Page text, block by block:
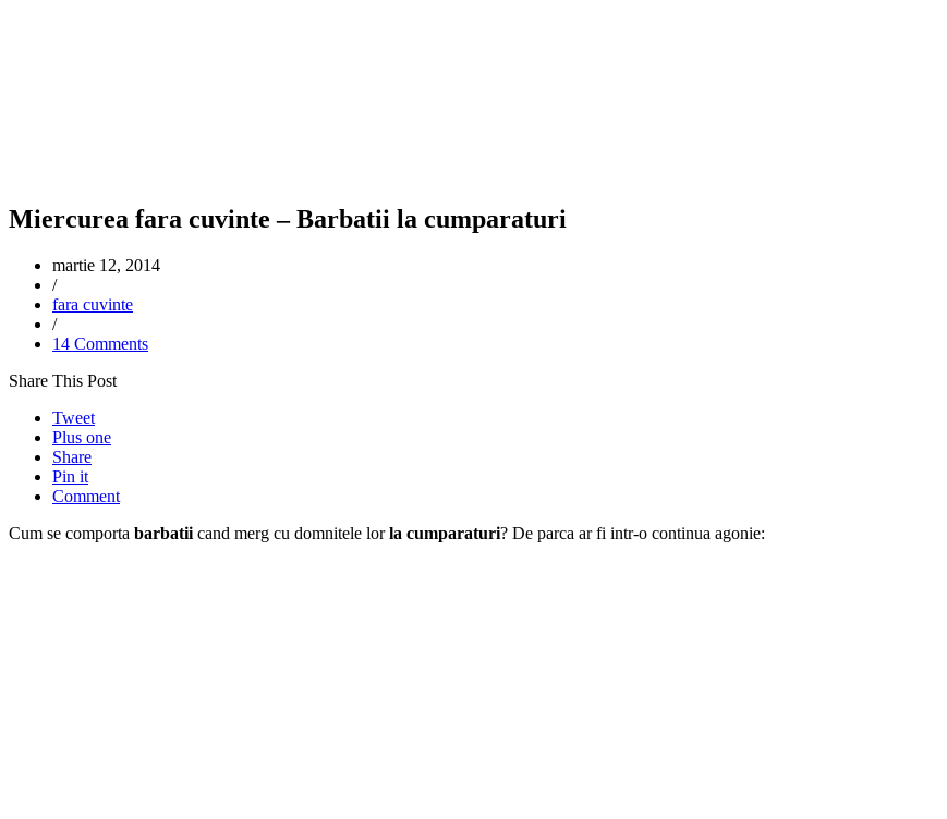
Miercurea fara cuvinte – Barbatii la cumparaturi
martie 12, 2014
/
fara cuvinte
/
14 Comments
Share This Post
Tweet
Plus one
Share
Pin it
Comment
Cum se comporta barbatii cand merg cu domnitele lorla cumparaturi? De parca ar fi intr-o continua agonie: